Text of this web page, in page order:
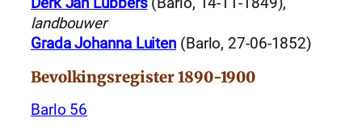
landbouwer
Grada Johanna Luiten (Barlo, 27-06-1852)
Bevolkingsregister 1890-1900
Barlo 56